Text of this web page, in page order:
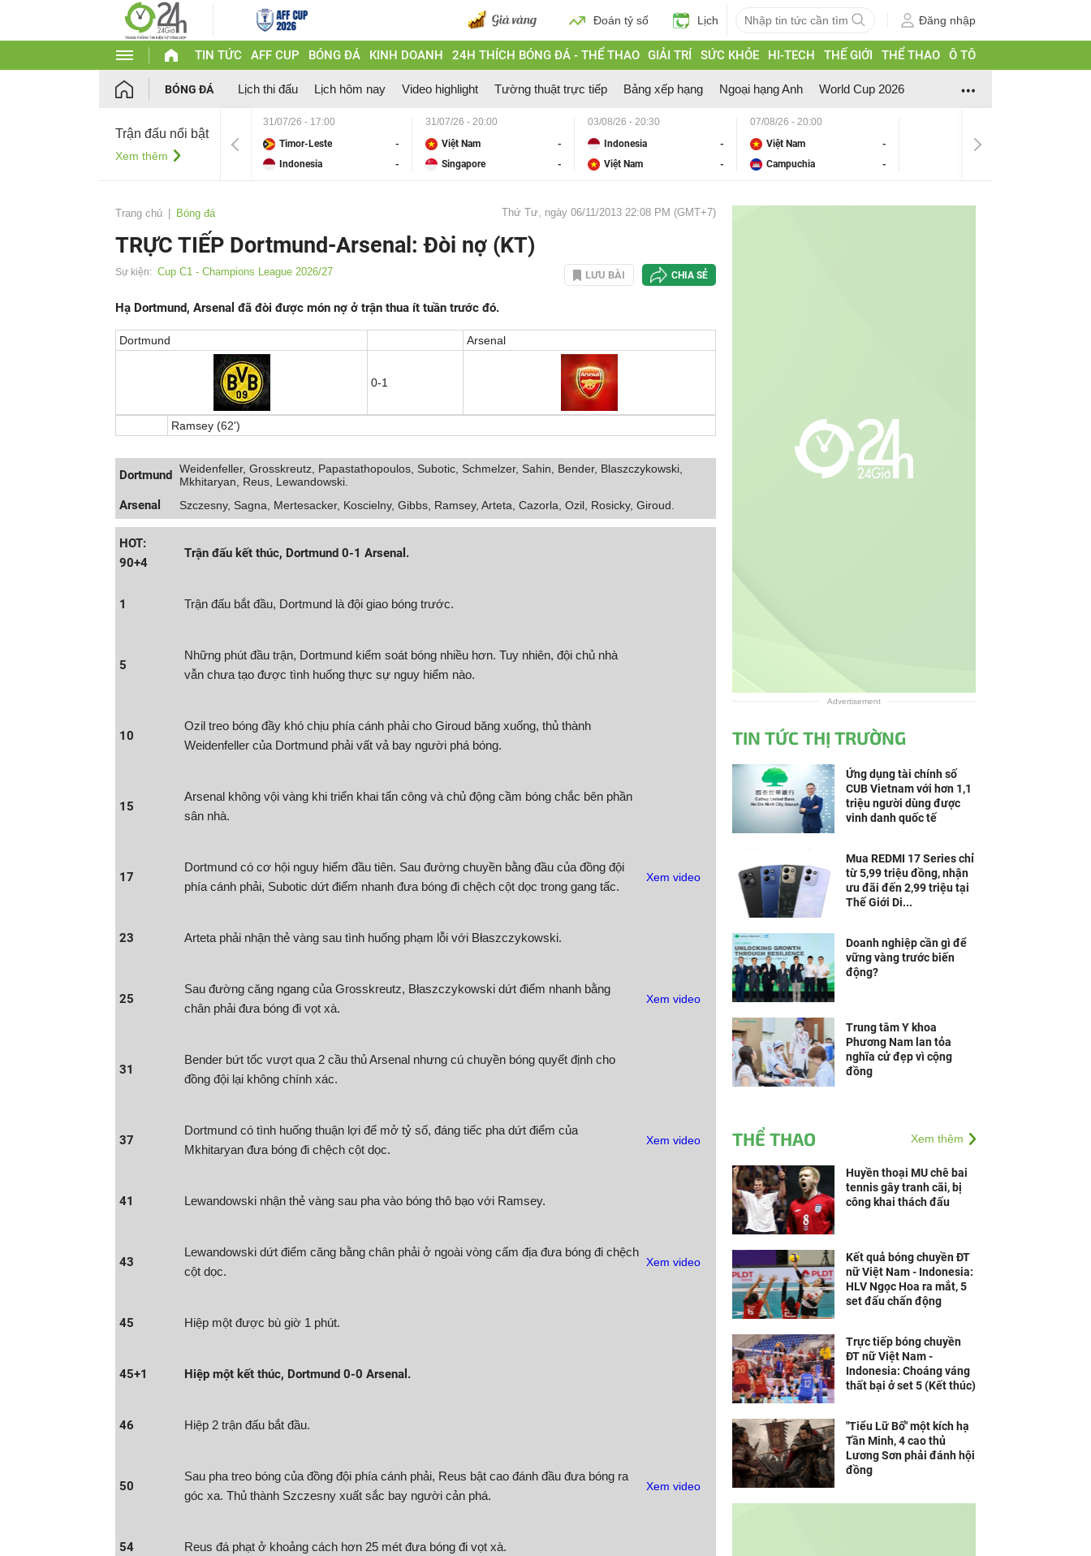
Đoán tỷ số Lịch Đăng nhập
TIN TỨC AFF CUP BÓNG ĐÁ KINH DOANH 24H THÍCH BÓNG ĐÁ - THỂ THAO GIẢI TRÍ SỨC KHỎE HI-TECH THẾ GIỚI THỂ THAO Ô TÔ
BÓNG ĐÁ Lịch thi đấu Lịch hôm nay Video highlight Tường thuật trực tiếp Bảng xếp hạng Ngoại hạng Anh World Cup 2026
Trận đấu nổi bật
Xem thêm
31/07/26 - 17:00
Timor-Leste
-
Indonesia
-
31/07/26 - 20:00
Việt Nam
-
Singapore
-
03/08/26 - 20:30
Indonesia
-
Việt Nam
-
07/08/26 - 20:00
Việt Nam
-
Campuchia
-
Trang chủ Bóng đá Thứ Tư, ngày 06/11/2013 22:08 PM (GMT+7)
TRỰC TIẾP Dortmund-Arsenal: Đòi nợ (KT)
Sự kiện: Cup C1 - Champions League 2026/27 LƯU BÀI CHIA SẺ
Hạ Dortmund, Arsenal đã đòi được món nợ ở trận thua ít tuần trước đó.
Dortmund Arsenal
0-1
Ramsey (62')
Dortmund Weidenfeller, Grosskreutz, Papastathopoulos, Subotic, Schmelzer, Sahin, Bender, Blaszczykowski,
Mkhitaryan, Reus, Lewandowski.
Arsenal Szczesny, Sagna, Mertesacker, Koscielny, Gibbs, Ramsey, Arteta, Cazorla, Ozil, Rosicky, Giroud.
HOT:
90+4
Trận đấu kết thúc, Dortmund 0-1 Arsenal.
1 Trận đấu bắt đầu, Dortmund là đội giao bóng trước.
5
Những phút đầu trận, Dortmund kiểm soát bóng nhiều hơn. Tuy nhiên, đội chủ nhà
vẫn chưa tạo được tình huống thực sự nguy hiểm nào.
10
Ozil treo bóng đầy khó chịu phía cánh phải cho Giroud băng xuống, thủ thành
Weidenfeller của Dortmund phải vất vả bay người phá bóng.
15
Arsenal không vội vàng khi triển khai tấn công và chủ động cầm bóng chắc bên phần
sân nhà.
17
Dortmund có cơ hội nguy hiểm đầu tiên. Sau đường chuyền bằng đầu của đồng đội
phía cánh phải, Subotic dứt điểm nhanh đưa bóng đi chệch cột dọc trong gang tấc.
Xem video
23 Arteta phải nhận thẻ vàng sau tình huống phạm lỗi với Błaszczykowski.
25
Sau đường căng ngang của Grosskreutz, Błaszczykowski dứt điểm nhanh bằng
chân phải đưa bóng đi vọt xà.
Xem video
31
Bender bứt tốc vượt qua 2 cầu thủ Arsenal nhưng cú chuyền bóng quyết định cho
đồng đội lại không chính xác.
37
Dortmund có tình huống thuận lợi để mở tỷ số, đáng tiếc pha dứt điểm của
Mkhitaryan đưa bóng đi chệch cột dọc.
Xem video
41 Lewandowski nhận thẻ vàng sau pha vào bóng thô bạo với Ramsey.
43
Lewandowski dứt điểm căng bằng chân phải ở ngoài vòng cấm địa đưa bóng đi chệch
cột dọc.
Xem video
45 Hiệp một được bù giờ 1 phút.
45+1 Hiệp một kết thúc, Dortmund 0-0 Arsenal.
46 Hiệp 2 trận đấu bắt đầu.
50
Sau pha treo bóng của đồng đội phía cánh phải, Reus bật cao đánh đầu đưa bóng ra
góc xa. Thủ thành Szczesny xuất sắc bay người cản phá.
Xem video
54 Reus đá phạt ở khoảng cách hơn 25 mét đưa bóng đi vọt xà.
Advertisement
TIN TỨC THỊ TRƯỜNG
Ứng dụng tài chính số
CUB Vietnam với hơn 1,1
triệu người dùng được
vinh danh quốc tế
Mua REDMI 17 Series chỉ
từ 5,99 triệu đồng, nhận
ưu đãi đến 2,99 triệu tại
Thế Giới Di...
Doanh nghiệp cần gì để
vững vàng trước biến
động?
Trung tâm Y khoa
Phương Nam lan tỏa
nghĩa cử đẹp vì cộng
đồng
THỂ THAO Xem thêm
Huyền thoại MU chê bai
tennis gây tranh cãi, bị
công khai thách đấu
Kết quả bóng chuyền ĐT
nữ Việt Nam - Indonesia:
HLV Ngọc Hoa ra mắt, 5
set đấu chấn động
Trực tiếp bóng chuyền
ĐT nữ Việt Nam -
Indonesia: Choáng váng
thất bại ở set 5 (Kết thúc)
"Tiểu Lữ Bố" một kích hạ
Tần Minh, 4 cao thủ
Lương Sơn phải đánh hội
đồng